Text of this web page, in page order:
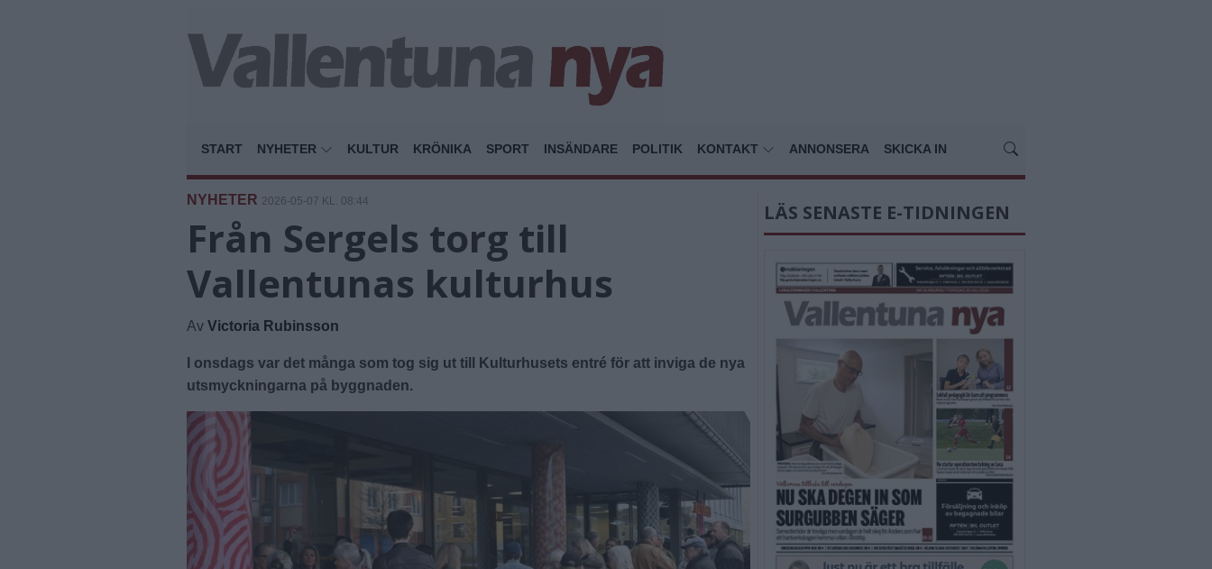
START NYHETER KULTUR KRÖNIKA SPORT INSÄNDARE POLITIK KONTAKT ANNONSERA SKICKA IN
NYHETER 2026-05-07 KL. 08:44
Från Sergels torg till
Vallentunas kulturhus
Av Victoria Rubinsson
I onsdags var det många som tog sig ut till Kulturhusets entré för att inviga de nya
utsmyckningarna på byggnaden.
LÄS SENASTE E-TIDNINGEN